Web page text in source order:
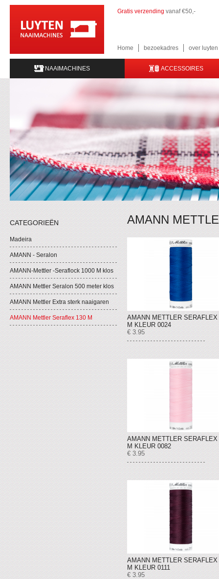
Gratis verzending vanaf €50,-
Home bezoekadres over
NAAIMACHINES ACCESSOIRES
CATEGORIEËN
Madeira
AMANN - Seralon
AMANN-Mettler -Seraflock 1000 M klos
AMANN Mettler Seralon 500 meter klos
AMANN Mettler Extra sterk naaigaren
AMANN Mettler Seraflex 130 M
AMANN
AMANN METTLER SERAFLEX
M KLEUR 0024
€ 3.95
AMANN METTLER SERAFLEX
M KLEUR 0082
€ 3.95
AMANN METTLER SERAFLEX
M KLEUR 0111
€ 3.95